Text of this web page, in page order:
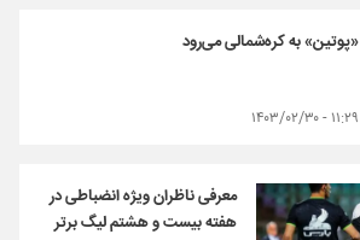
«پوتین» به کره‌شمالی می‌رود
۱۱:۲۹ - ۱۴۰۳/۰۲/۳۰
معرفی ناظران ویژه انضباطی در
هفته بیست و هشتم لیگ برتر